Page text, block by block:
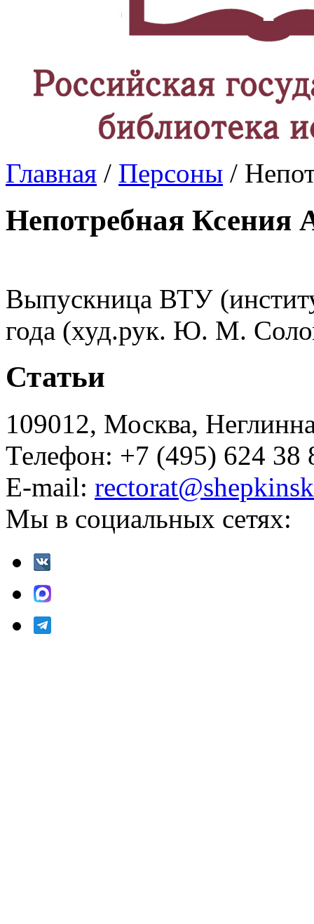
Главная / Персоны /
Непотребная Ксения
Выпускница ВТУ
года (худ.рук. Ю. М.
Статьи
109012, Москва,
Телефон: +7 (495) 624 38
E-mail:
Мы в социальных сетях: